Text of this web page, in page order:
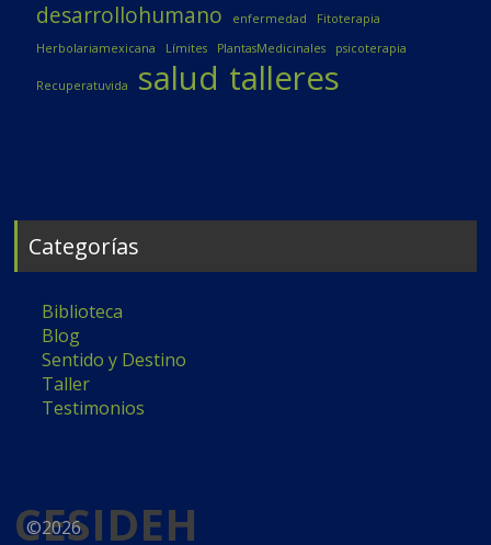
desarrollohumano enfermedad
Fitoterapia
Herbolariamexicana
Límites PlantasMedicinales psicoterapia
Recuperatuvida salud talleres
Categorías
Biblioteca
Blog
Sentido y Destino
Taller
Testimonios
CESIDEH
©2026